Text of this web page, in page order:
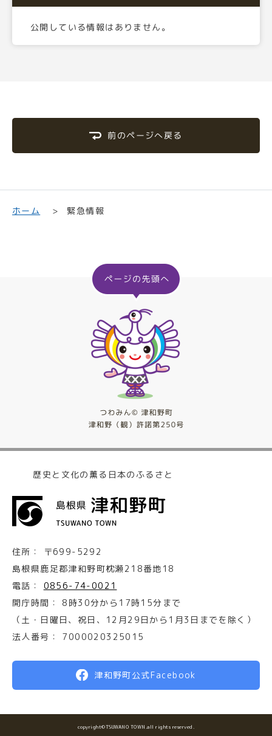
公開している情報はありません。
前のページへ戻る
ホーム 緊急情報
歴史と文化の薫る日本のふるさと
住所：
〒699-5292
島根県鹿足郡津和野町枕瀬218番地18
電話：
0856-74-0021
開庁時間：
8時30分から17時15分まで
（土・日曜日、祝日、12月29日から1月3日までを除く）
法人番号：
7000020325015
津和野町公式Facebook
copyright©TSUWANO TOWN.all rights reserved.